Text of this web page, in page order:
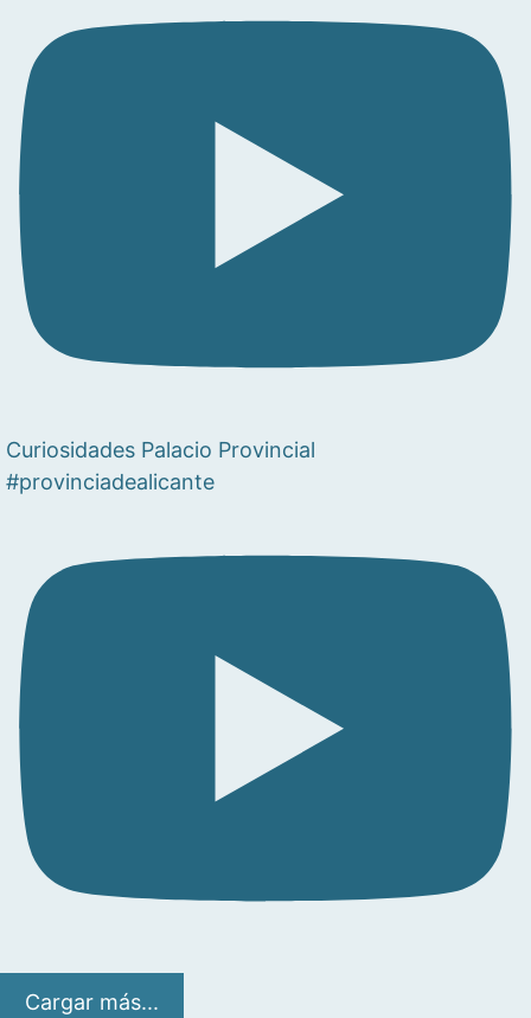
Curiosidades Palacio Provincial
#provinciadealicante
Cargar más...